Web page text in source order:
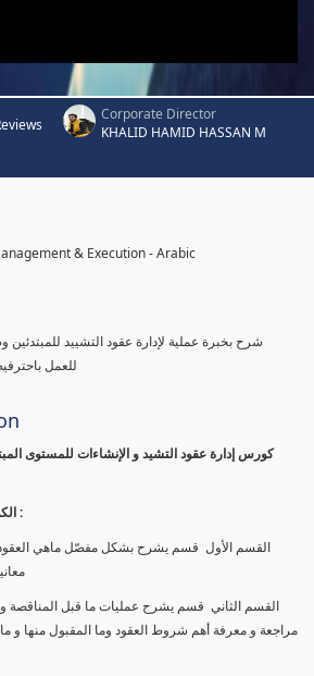
Corporate Director
KHALID HAMID HASSAN M
& Execution - Arabic
شرح بخبرة عملية لإدارة عقود التشييد
للعمل
كورس إدارة عقود التشيد و الإنشاءات للمستوى
الكورس يحتوى على أربعة أقسام :
القسم الأول قسم يشرح بشكل مفصّل ماهي العقود
القسم الثاني قسم يشرح عمليات ما قبل المناقصة
مراجعة و معرفة أهم شروط العقود وما المقبول منها و